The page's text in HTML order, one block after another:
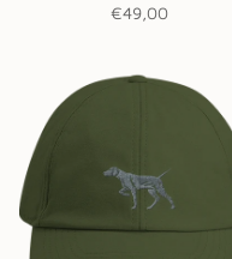
€49,00